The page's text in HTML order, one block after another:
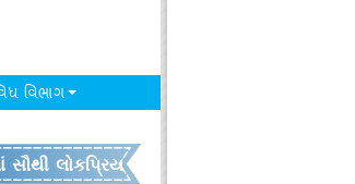
વિભાગ
સૌથી લોકપ્રિય